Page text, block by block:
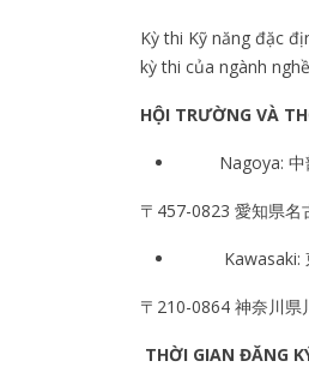
Kỳ thi Kỹ năng đặc
kỳ thi của ngành nghề
HỘI TRƯỜNG VÀ
Nagoya:
〒 457-0823 愛知県名
Kawasaki:
〒 210-0864 神奈川県
THỜI GIAN ĐĂNG